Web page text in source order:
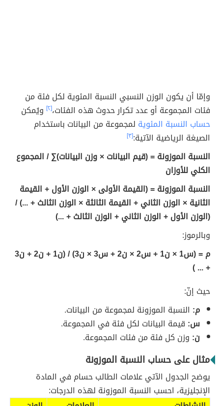
وإمّا أن يكون الوزن النسبي النسبة المئوية لكل فئة من
فئات المجموعة أو عدد تكرار حدوث هذه الفئات،[٢]
ويُمكن
حساب النسبة المئوية لمجموعة من البيانات باستخدام
الصيغة الرياضية الآتية:[٣]
النسبة الموزونة = (قيم البيانات × وزن البيانات)∑ / المجموع
الكلي للأوزان
النسبة الموزونة = (القيمة الأولى × الوزن الأول + القيمة
الثانية × الوزن الثاني + القيمة الثالثة × الوزن الثالث + ...) /
(الوزن الأول + الوزن الثاني + الوزن الثالث + ...)
وبالرموز:
م = (س1 × ن1 + س2 × ن2 + س3 × ن3) / (ن1 + ن2 + ن3
+ ... )
حيث إنّ:
م: النسبة الموزونة لمجموعة من البيانات.
س: قيمة البيانات لكل فئة في المجموعة.
ن: وزن كل فئة من فئات المجموعة.
مثال على حساب النسبة الموزونة
يوضح الجدول الآتي علامات الطالب حسام في المادة
الإنجليزية، احسب النسبة الموزونة لهذه الدرجات: